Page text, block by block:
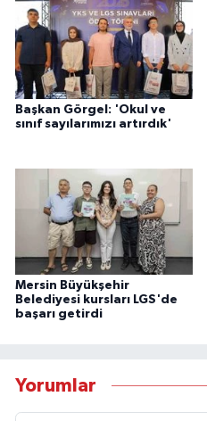
Başkan Görgel: 'Okul ve
sınıf sayılarımızı artırdık'
Mersin Büyükşehir
Belediyesi kursları LGS'de
başarı getirdi
Yorumlar